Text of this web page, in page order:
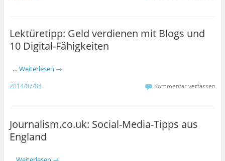
Lektüretipp: Geld verdienen mit Blogs und
10 Digital-Fähigkeiten
… Weiterlesen →
2014/07/08 Kommentar verfassen
Journalism.co.uk: Social-Media-Tipps aus
England